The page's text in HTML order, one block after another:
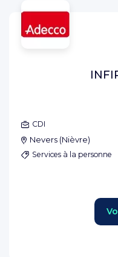
CDI
Nevers (Nièvre)
Services à la personne